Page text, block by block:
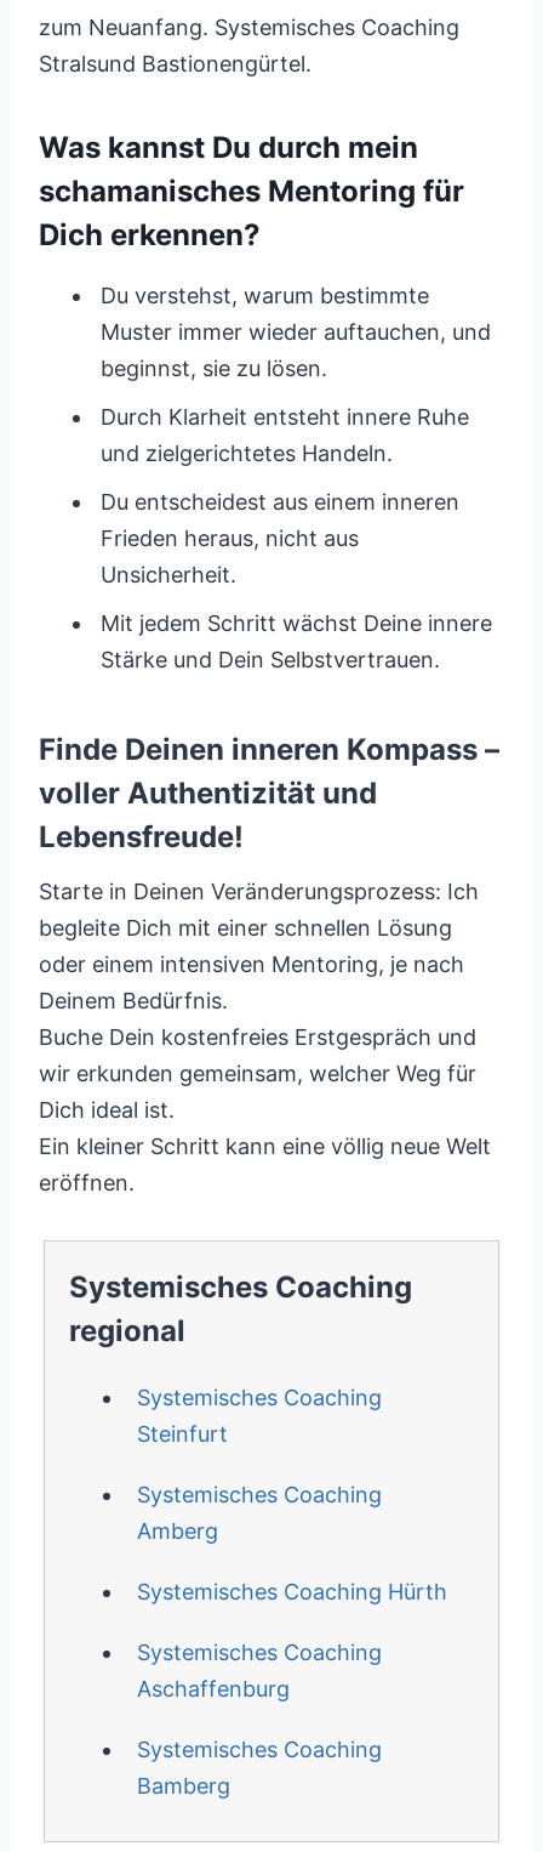
zum Neuanfang. Systemisches Coaching
Stralsund Bastionengürtel.
Was kannst Du durch mein
schamanisches Mentoring für
Dich erkennen?
Du verstehst, warum bestimmte
Muster immer wieder auftauchen, und
beginnst, sie zu lösen.
Durch Klarheit entsteht innere Ruhe
und zielgerichtetes Handeln.
Du entscheidest aus einem inneren
Frieden heraus, nicht aus
Unsicherheit.
Mit jedem Schritt wächst Deine innere
Stärke und Dein Selbstvertrauen.
Finde Deinen inneren Kompass –
voller Authentizität und
Lebensfreude!
Starte in Deinen Veränderungsprozess: Ich
begleite Dich mit einer schnellen Lösung
oder einem intensiven Mentoring, je nach
Deinem Bedürfnis.
Buche Dein kostenfreies Erstgespräch und
wir erkunden gemeinsam, welcher Weg für
Dich ideal ist.
Ein kleiner Schritt kann eine völlig neue Welt
eröffnen.
Systemisches Coaching
regional
Systemisches Coaching
Steinfurt
Systemisches Coaching
Amberg
Systemisches Coaching Hürth
Systemisches Coaching
Aschaffenburg
Systemisches Coaching
Bamberg